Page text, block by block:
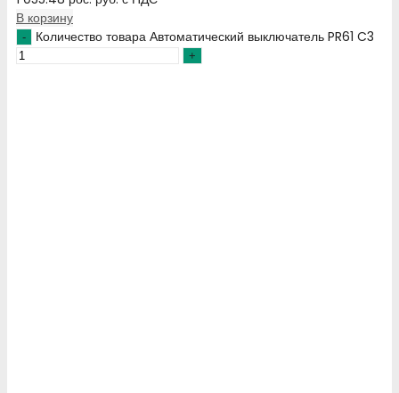
В корзину
Количество товара Автоматический выключатель PR61 C3